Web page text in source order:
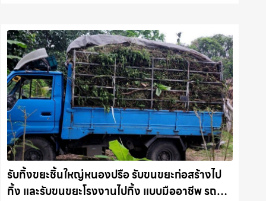
รับทิ้งขยะชิ้นใหญ่หนองปรือ รับขนขยะก่อสร้างไป
ทิ้ง และรับขนขยะโรงงานไปทิ้ง แบบมืออาชีพ รถ